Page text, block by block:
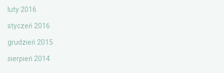
luty 2016
styczeń 2016
grudzień 2015
sierpień 2014